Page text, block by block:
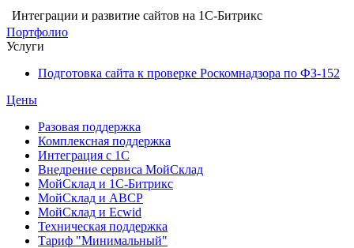
Интеграции и развитие сайтов на 1С-Битрикс
Портфолио
Услуги
Подготовка сайта к проверке Роскомнадзора по ФЗ-152
Цены
Разовая поддержка
Комплексная поддержка
Интеграция с 1С
Внедрение сервиса МойСклад
МойСклад и 1С-Битрикс
МойСклад и ABCP
МойСклад и Ecwid
Техническая поддержка
Тариф "Минимальный"